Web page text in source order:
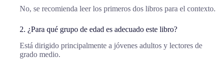
No, se recomienda leer los primeros dos libros para el contexto.
2. ¿Para qué grupo de edad es adecuado este libro?
Está dirigido principalmente a jóvenes adultos y lectores de
grado medio.